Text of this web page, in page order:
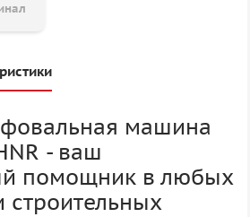
машина
- ваш
помощник в любых